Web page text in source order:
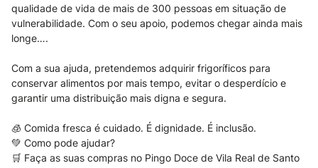
qualidade de vida de mais de 300 pessoas em situação de
vulnerabilidade. Com o seu apoio, podemos chegar ainda mais
longe….
Com a sua ajuda, pretendemos adquirir frigoríficos para
conservar alimentos por mais tempo, evitar o desperdício e
garantir uma distribuição mais digna e segura.
🧊 Comida fresca é cuidado. É dignidade. É inclusão.
💚 Como pode ajudar?
🛒 Faça as suas compras no Pingo Doce de Vila Real de Santo